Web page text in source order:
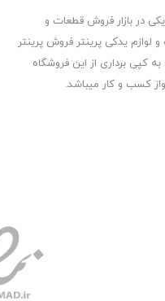
در بازار فروش قطعات و
یدکی پرینتر فروش پرینتر
برداری از این فروشگاه
کسب و کار میباشد.